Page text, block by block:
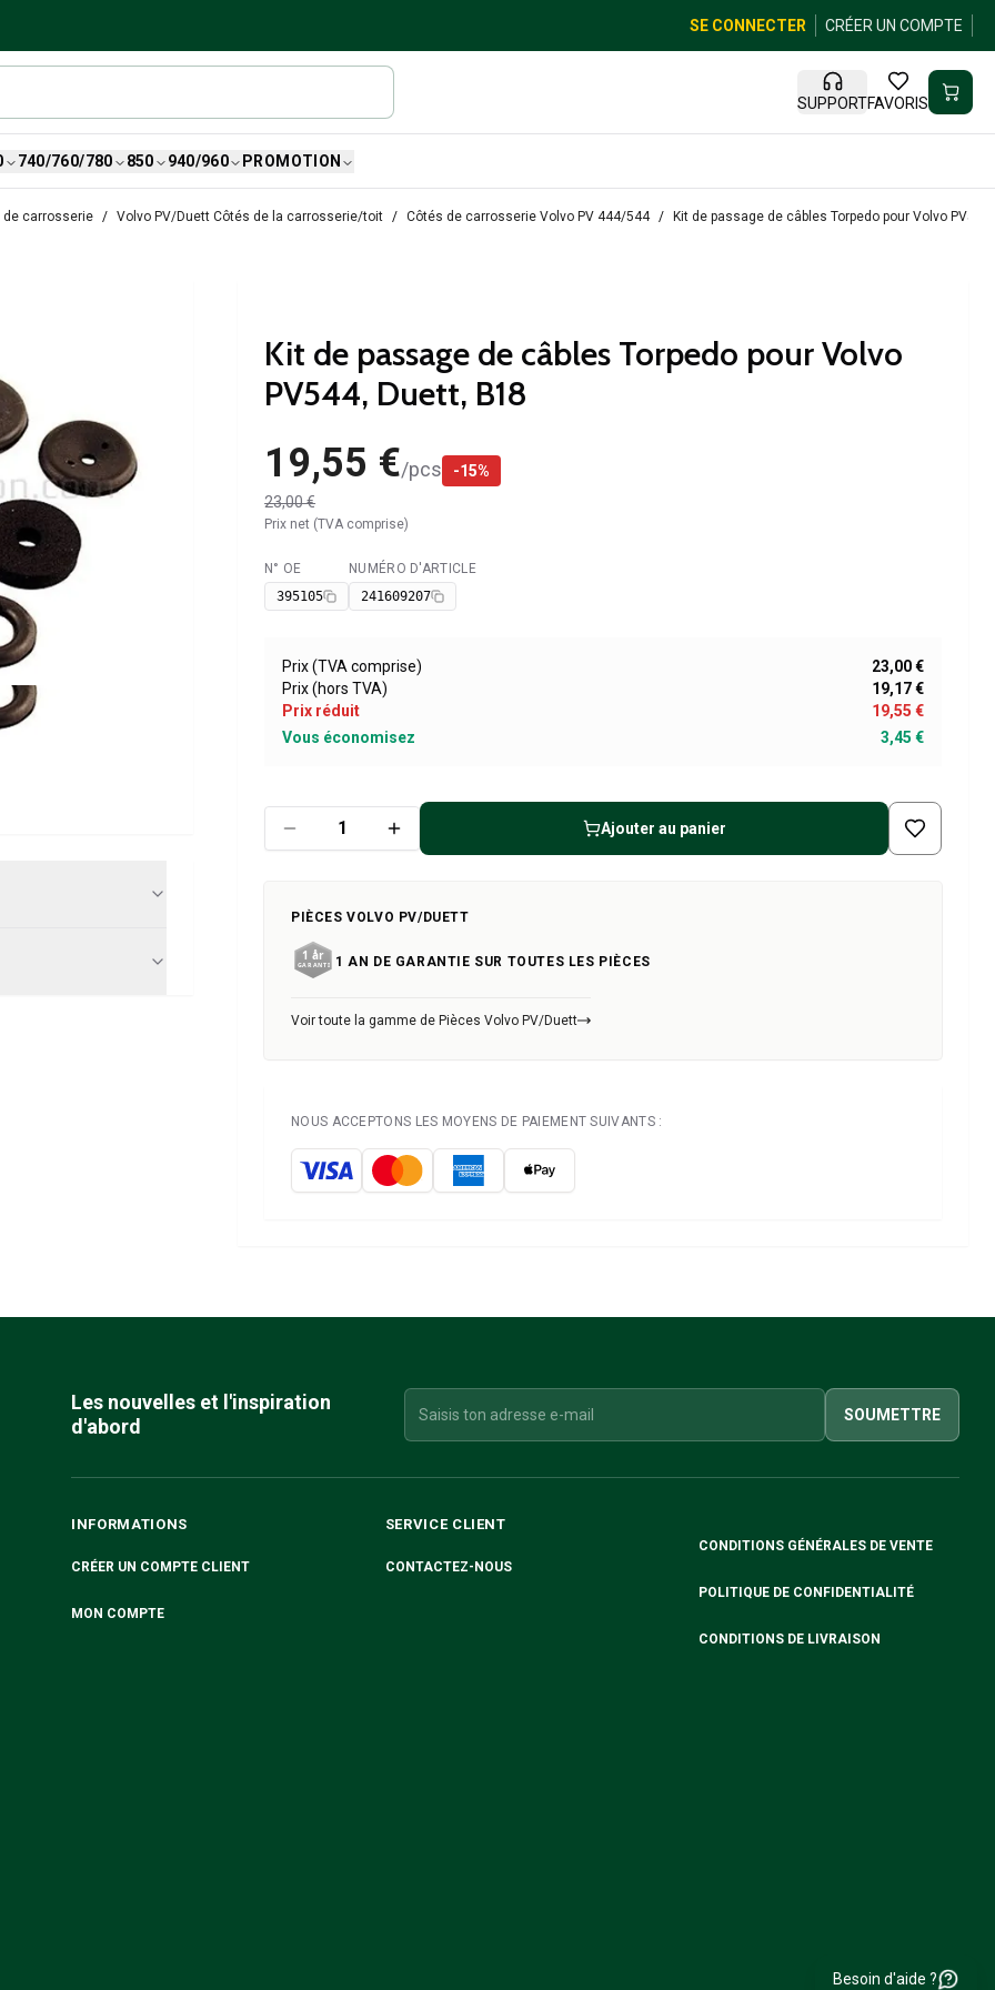
SE CONNECTER CRÉER UN COMPTE
SUPPORTFAVORIS
740/760/780 850 940/960 PROMOTION
de carrosserie Volvo PV/Duett Côtés de la carrosserie/toit Côtés de carrosserie Volvo PV 444/544 Kit de passage de câbles Torpedo pour Volvo
Kit de passage de câbles Torpedo pour Volvo
PV544, Duett, B18
19,55 €/pcs -15%
23,00 €
Prix net (TVA comprise)
Disponible
N° OE
395105
NUMÉRO D'ARTICLE
241609207
Prix (TVA comprise)
23,00 €
Prix (hors TVA)
19,17 €
Prix réduit
19,55 €
Vous économisez
3,45 €
Ajouter au panier
PIÈCES VOLVO PV/DUETT
1 AN DE GARANTIE SUR TOUTES LES PIÈCES
Voir toute la gamme de Pièces Volvo PV/Duett
NOUS ACCEPTONS LES MOYENS DE PAIEMENT SUIVANTS :
Les nouvelles et l'inspiration
d'abord
SOUMETTRE
INFORMATIONS
CRÉER UN COMPTE CLIENT
MON COMPTE
SERVICE CLIENT
CONTACTEZ-NOUS
CONDITIONS GÉNÉRALES DE VENTE
POLITIQUE DE CONFIDENTIALITÉ
CONDITIONS DE LIVRAISON
Besoin d'aide ?